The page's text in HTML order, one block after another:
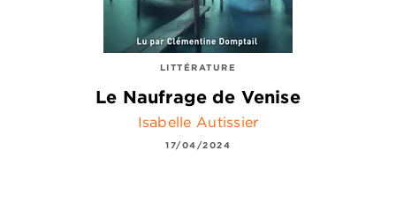
LITTÉRATURE
Le Naufrage de Venise
Isabelle Autissier
17/04/2024